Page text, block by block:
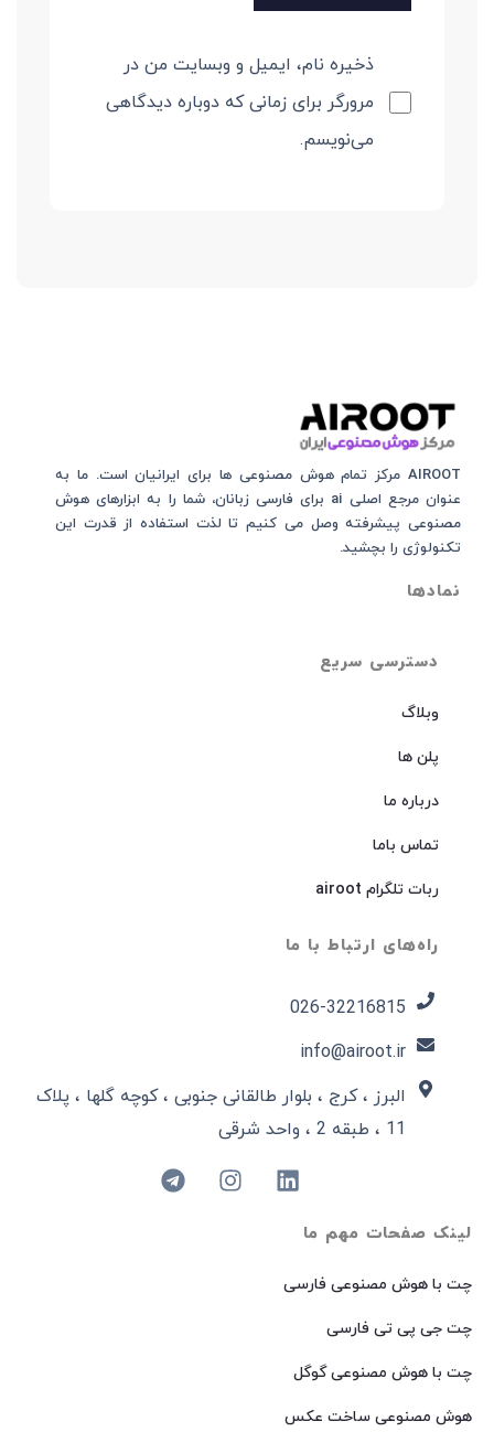
ذخیره نام، ایمیل و وبسایت من در
مرورگر برای زمانی که دوباره دیدگاهی
می‌نویسم.
لینک صفحات مهم ما
چت با هوش مصنوعی فارسی
چت جی پی تی فارسی
چت با هوش مصنوعی گوگل
هوش مصنوعی ساخت عکس
دسترسی سریع
وبلاگ
پلن ها
درباره ما
تماس باما
ربات تلگرام airoot
راه‌های ارتباط با ما
026-32216815​
info@airoot.ir
البرز ، کرج ، بلوار طالقانی جنوبی ، کوچه گلها ، پلاک
11 ، طبقه 2 ، واحد شرقی
AIROOT مرکز تمام هوش مصنوعی‌‌‌ ها برای ایرانیان است. ما به
عنوان مرجع اصلی ai برای فارسی زبانان، شما را به ابزارهای هوش
مصنوعی پیشرفته وصل می کنیم تا لذت استفاده از قدرت این
تکنولوژی را بچشید.
نمادها